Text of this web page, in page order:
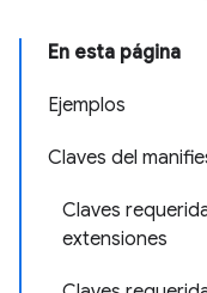
En esta página
Ejemplos
Claves del
Claves
extensiones